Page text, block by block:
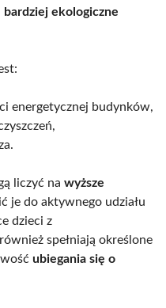
bardziej ekologiczne
energetycznej budynków,
liczyć na wyższe
je do aktywnego udziału
dzieci z
spełniają określone
ubiegania się o